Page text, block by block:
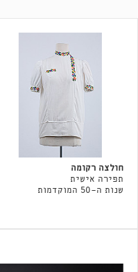
חולצה רקומה
תפירה אישית
שנות ה-50 המוקדמות